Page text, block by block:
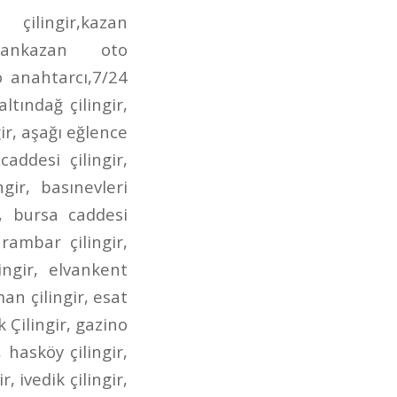
anahtarcı,aktaş oto çilingir,demetgül çilingir,demetgül anahtarcı,demetgül oto çilingir,demetgül oto anahtarcı,etlik caddesi çilingir,etlik caddesi anahtarcı,etlik caddesi oto çilingir,etlik caddesi oto anahtarcı,kuyuyazısı caddesi çilingir,kuyuyazısı caddesi oto çilingir,kuyuyazısı caddesi anahtarcı,kurtuluş çilingir,kurtuluş oto çilingir,kurtuluş anahtarcı,kurtuluş oto anahtarcı,seğmenler çilingir,seğmenler oto çilingir,seğmenler anahtarcı,seğmenler oto anahtarcı,atış caddesi çilingir,atış caddesi oto çilingir,atış caddesi anahtarcı,atış caddesi oto anahtarcı,ragıp tüzün çilingir,ragıp tüzün anahtarcı,ragıp tüzün caddesi çilingir,ragıp tüzün oto çilingir,ragıp tüzün oto anahtarcı,refik saydam caddesi çilingir,refik saydam çilingir,refik saydam caddesi oto çilingir,refik saydam oto çilingir,ahmet şefik kolaylı çilingir,ahmet şefik kolaylı oto çilingir,çambaşı caddesi çilingir,çambaşı caddesi oto çilingir,çambaşı caddesi anahtarcı,çambaşı caddesi oto anahtarcı,selim caddesi çilingir,selim caddesi oto çilingir,selim caddesi anahtarcı,selim caddesi oto anahtarcı,estergon caddesi çilingir,estergon caddesi anahtarcı,estergon caddesi oto çilingir,estergon caddesi oto anahtarcı,aydan caddesi çilingir,aydan caddesi oto çilingir,aydan caddesi anahtarcı,aydan caddesi oto anahtarcı,ahi evran caddesi çilingir,ahi evran caddesi oto çilingir,ahi evran caddesi oto anahtarcı,ahi evran caddesi anahtarcı,uzay çağı caddesi çilingir,uzay çağı caddesi oto çilingir,uzay çağı caddesi anahtarcı,alınteri bulvarı çilingir,alınteri bulvarı oto çilingir,alınteri bulvarı anahtarcı,alınteri bulvarı oto anahtarcı,bağdat caddesi çilingir,bağdat caddesi oto çilingir,bağdat caddesi anahtarcı,bağdat caddesi oto anahtarcı,çınardibi caddesi çilingir,çınardibi caddesi oto çilingir,